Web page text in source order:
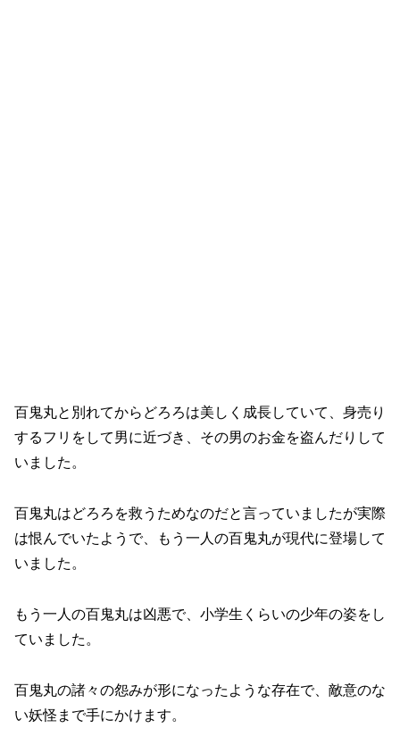
百鬼丸と別れてからどろろは美しく成長していて、身売り
するフリをして男に近づき、その男のお金を盗んだりして
いました。
百鬼丸はどろろを救うためなのだと言っていましたが実際
は恨んでいたようで、もう一人の百鬼丸が現代に登場して
いました。
もう一人の百鬼丸は凶悪で、小学生くらいの少年の姿をし
ていました。
百鬼丸の諸々の怨みが形になったような存在で、敵意のな
い妖怪まで手にかけます。